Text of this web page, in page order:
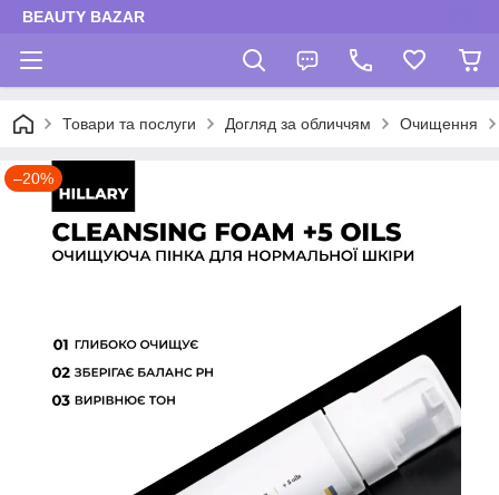
BEAUTY BAZAR
Товари та послуги Догляд за обличчям Очищення
–20%